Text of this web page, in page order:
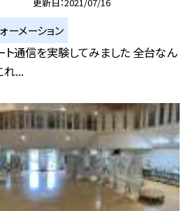
ーメーション
通信を実験してみました 全台なん
れ...